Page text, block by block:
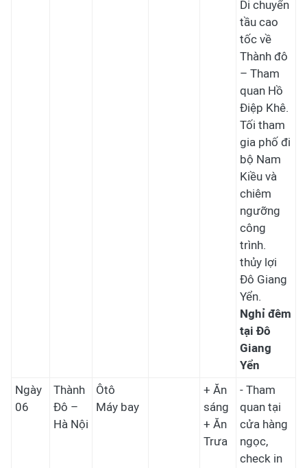
Di chuyển
tầu cao
tốc về
Thành đô
– Tham
quan Hồ
Điệp Khê.
Tối tham
gia phố đi
bộ Nam
Kiều và
chiêm
ngưỡng
công
trình.
thủy lợi
Đô Giang
Yển.
Nghỉ đêm
tại Đô
Giang
Yển
Ngày
06
Thành
Đô –
Hà Nội
Ôtô
Máy bay
+ Ăn
sáng
+ Ăn
Trưa
- Tham
quan tại
cửa hàng
ngọc,
check in